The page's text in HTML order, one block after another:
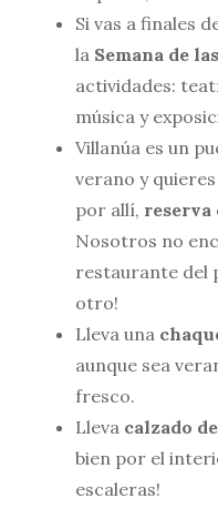
Si vas a finales
la Semana de
actividades:
música y
Villanúa es un
verano y
por allí, reserva
Nosotros no
restaurante del
otro!
Lleva una
aunque sea
fresco.
Lleva calzado
bien por el
escaleras!